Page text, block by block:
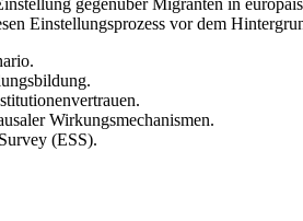
Einstellungsprozess vor dem
Wirkungsmechanismen.
(ESS).